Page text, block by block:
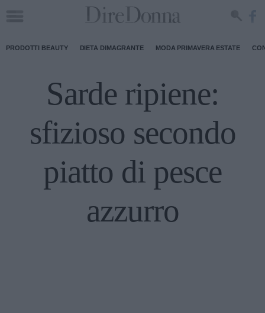
PRODOTTI BEAUTY DIETA DIMAGRANTE MODA PRIMAVERA ESTATE
Sarde ripiene:
sfizioso secondo
piatto di pesce
azzurro